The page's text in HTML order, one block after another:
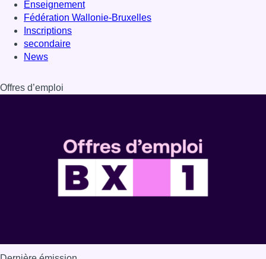
Enseignement
Fédération Wallonie-Bruxelles
Inscriptions
secondaire
News
Offres d’emploi